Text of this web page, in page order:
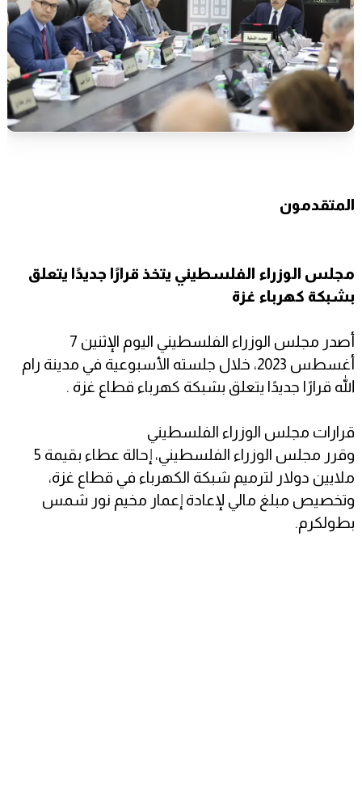
المتقدمون
مجلس الوزراء الفلسطيني يتخذ قرارًا جديدًا يتعلق
بشبكة كهرباء غزة
أصدر مجلس الوزراء الفلسطيني اليوم الإثنين 7
أغسطس 2023، خلال جلسته الأسبوعية في مدينة رام
الله قرارًا جديدًا يتعلق بشبكة كهرباء قطاع غزة .
قرارات مجلس الوزراء الفلسطيني
وقرر مجلس الوزراء الفلسطيني، إحالة عطاء بقيمة 5
ملايين دولار لترميم شبكة الكهرباء في قطاع غزة،
وتخصيص مبلغ مالي لإعادة إعمار مخيم نور شمس
بطولكرم.